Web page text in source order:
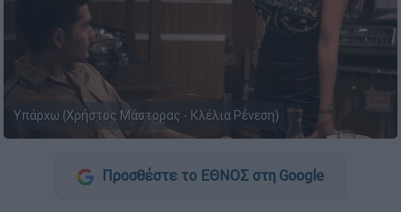
Υπάρχω (Χρήστος Μάστορας - Κλέλια Ρένεση)
Προσθέστε το ΕΘΝΟΣ στη Google